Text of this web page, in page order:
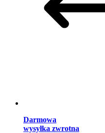
Darmowa
wysyłka zwrotna